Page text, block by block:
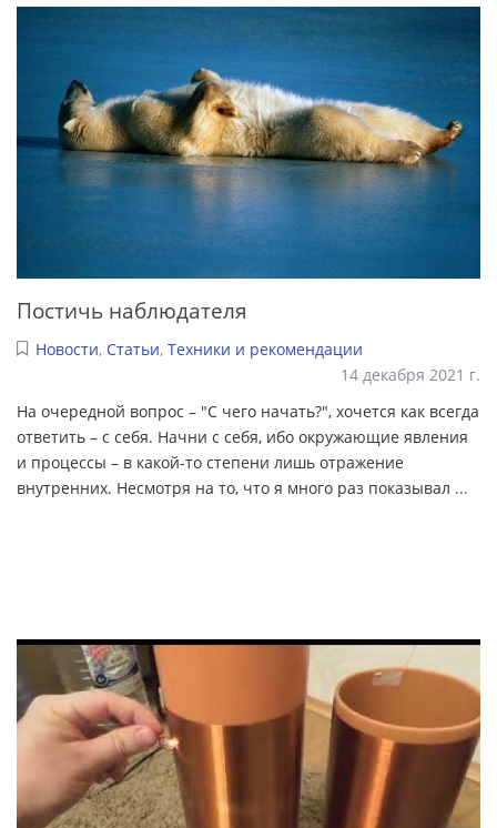
Постичь наблюдателя
Новости, Статьи, Техники и рекомендации
14 декабря 2021 г.
На очередной вопрос – "С чего начать?", хочется как всегда
ответить – с себя. Начни с себя, ибо окружающие явления
и процессы – в какой-то степени лишь отражение
внутренних. Несмотря на то, что я много раз показывал ...